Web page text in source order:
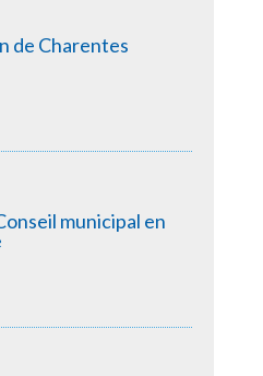
de Charentes
municipal en